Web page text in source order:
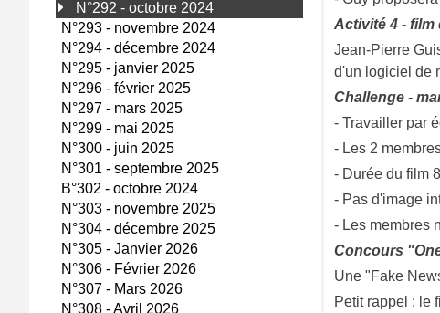
N°292 - octobre 2024
N°293 - novembre 2024
N°294 - décembre 2024
N°295 - janvier 2025
N°296 - février 2025
N°297 - mars 2025
N°299 - mai 2025
N°300 - juin 2025
N°301 - septembre 2025
B°302 - octobre 2024
N°303 - novembre 2025
N°304 - décembre 2025
N°305 - Janvier 2026
N°306 - Février 2026
N°307 - Mars 2026
N°308 - Avril 2026
Activité 4 - film
Jean-Pierre
d'un logiciel de
Challenge -
- Travailler par
- Les 2
- Durée du film
- Pas d'image
- Les membres
Concours
Une "Fake
Petit rappel : le